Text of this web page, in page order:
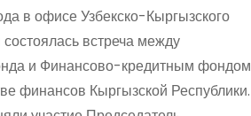
Республики.
в офисе Узбекско-Кыргызского
встреча между
и Финансово-кредитным фондом
финансов Кыргызской Республики.